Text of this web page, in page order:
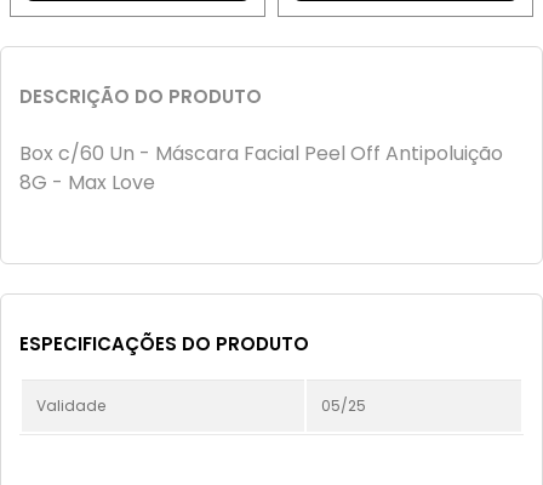
DESCRIÇÃO DO PRODUTO
Box c/60 Un - Máscara Facial Peel Off Antipoluição
8G - Max Love
ESPECIFICAÇÕES DO PRODUTO
Validade 05/25